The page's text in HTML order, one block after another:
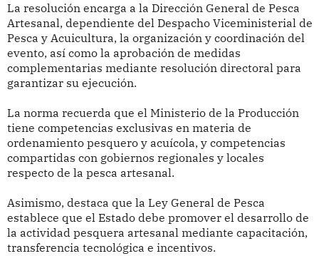
La resolución encarga a la Dirección General de Pesca
Artesanal, dependiente del Despacho Viceministerial de
Pesca y Acuicultura, la organización y coordinación del
evento, así como la aprobación de medidas
complementarias mediante resolución directoral para
garantizar su ejecución.
La norma recuerda que el Ministerio de la Producción
tiene competencias exclusivas en materia de
ordenamiento pesquero y acuícola, y competencias
compartidas con gobiernos regionales y locales
respecto de la pesca artesanal.
Asimismo, destaca que la Ley General de Pesca
establece que el Estado debe promover el desarrollo de
la actividad pesquera artesanal mediante capacitación,
transferencia tecnológica e incentivos.